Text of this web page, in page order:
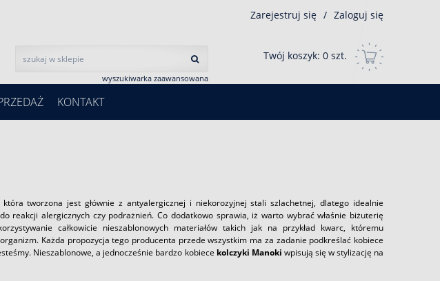
wyszukiwarka zaawansowana
Zarejestruj się / Zaloguj się
Twój koszyk: 0 szt.
KONTAKT
tworzona jest głównie z antyalergicznej i niekorozyjnej stali szlachetnej, dlatego idealnie
reakcji alergicznych czy podrażnień. Co dodatkowo sprawia, iż warto wybrać właśnie biżuterię
całkowicie nieszablonowych materiałów takich jak na przykład kwarc, któremu
Każda propozycja tego producenta przede wszystkim ma za zadanie podkreślać kobiece
Nieszablonowe, a jednocześnie bardzo kobiece kolczyki Manoki wpisują się w stylizację na